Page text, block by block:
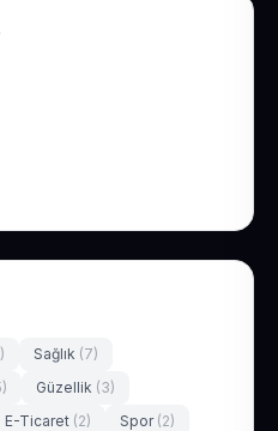
Sağlık (7)
Güzellik (3)
E-Ticaret (2) Spor (2)